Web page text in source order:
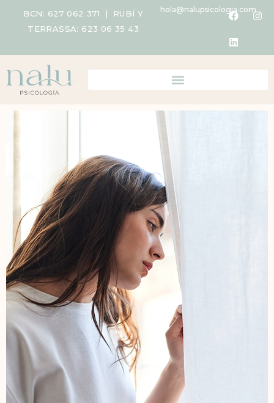
BCN: 627 062 371 | RUBÍ Y
TERRASSA: 623 06 35 43
hola@nalupsicologia.com